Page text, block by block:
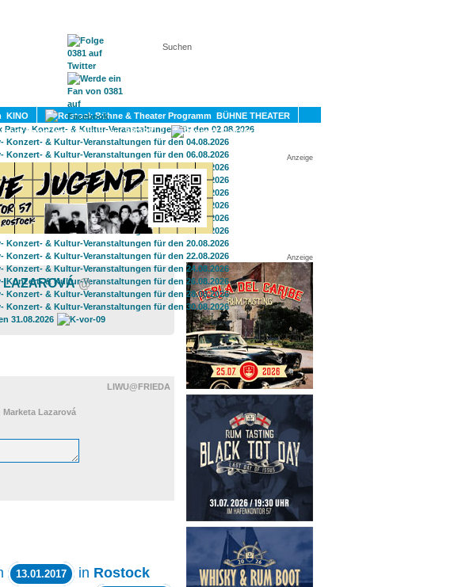
KONTAKT
KINO
BÜHNE THEATER
SPORT
Anzeige
Anzeige
LAZAROVÁ@
LIWU@FRIEDA
13.01.2017 in Rostock